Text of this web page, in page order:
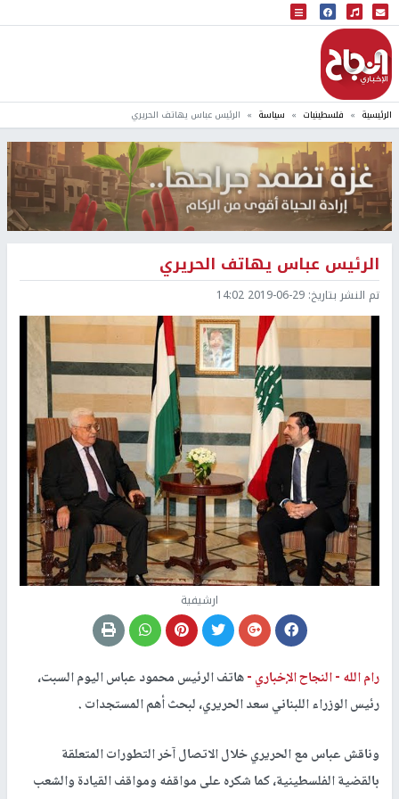
البث المباشر
إذاعة النجاح
الرئيسية فلسطينيات سياسة الرئيس عباس يهاتف الحريري
الرئيس عباس يهاتف الحريري
تم النشر بتاريخ: 2019-06-29 14:02
ارشيفية
رام الله -النجاح الإخباري -هاتف الرئيس محمود عباس اليوم السبت،
رئيس الوزراء اللبناني سعد الحريري، لبحث أهم المستجدات .
وناقش عباس مع الحريري خلال الاتصال آخر التطورات المتعلقة
بالقضية الفلسطينية، كما شكره على مواقفه ومواقف القيادة والشعب